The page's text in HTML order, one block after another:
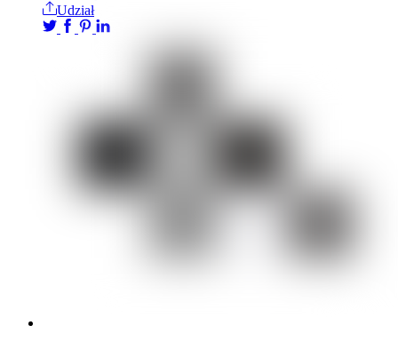
Udział